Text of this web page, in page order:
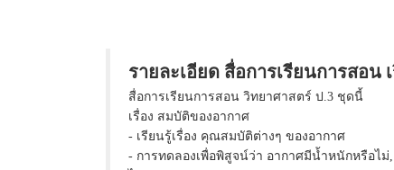
รายละเอียด สื่อการเรียนการสอน
สื่อการเรียนการสอน วิทยาศาสตร์ ป.3 ชุดนี้
เรื่อง สมบัติของอากาศ
- เรียนรู้เรื่อง คุณสมบัติต่างๆ ของอากาศ
- การทดลองเพื่อพิสูจน์ว่า อากาศมีน้ำหนักหรือไ